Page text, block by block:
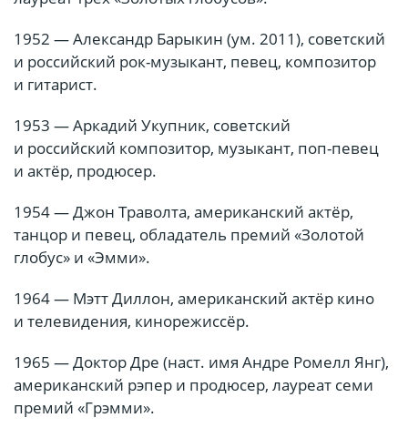
1952 — Александр Барыкин (ум. 2011), советский
и российский рок-музыкант, певец, композитор
и гитарист.
1953 — Аркадий Укупник, советский
и российский композитор, музыкант, поп-певец
и актёр, продюсер.
1954 — Джон Траволта, американский актёр,
танцор и певец, обладатель премий «Золотой
глобус» и «Эмми».
1964 — Мэтт Диллон, американский актёр кино
и телевидения, кинорежиссёр.
1965 — Доктор Дре (наст. имя Андре Ромелл Янг),
американский рэпер и продюсер, лауреат семи
премий «Грэмми».